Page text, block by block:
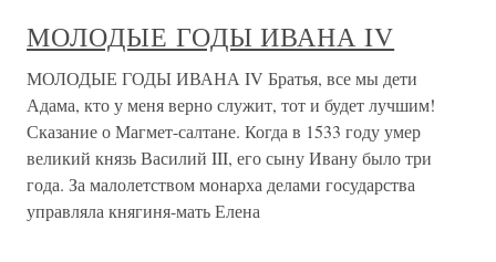
МОЛОДЫЕ ГОДЫ ИВАНА IV
МОЛОДЫЕ ГОДЫ ИВАНА IV Братья, все мы дети
Адама, кто у меня верно служит, тот и будет лучшим!
Сказание о Магмет-салтане. Когда в 1533 году умер
великий князь Василий III, его сыну Ивану было три
года. За малолетством монарха делами государства
управляла княгиня-мать Елена